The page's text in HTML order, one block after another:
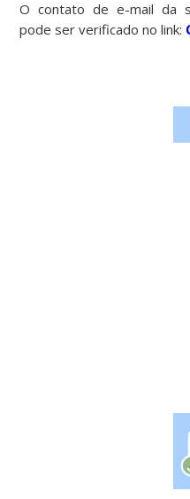
O contato de e-mail da
pode ser verificado no link: